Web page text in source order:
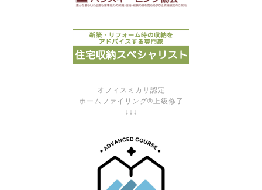
オフィスミカサ認定
ホームファイリング®上級修了
↓↓↓